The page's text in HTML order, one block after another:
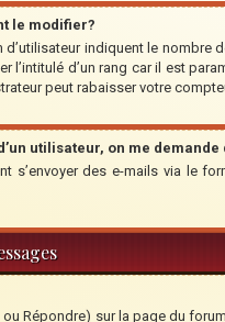
le modifier?
indiquent le
l’intitulé d’un rang car il est
peut rabaisser votre
utilisateur, on me demande
s’envoyer des e-mails via le
Répondre) sur la page du